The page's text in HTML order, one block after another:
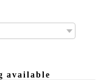
available